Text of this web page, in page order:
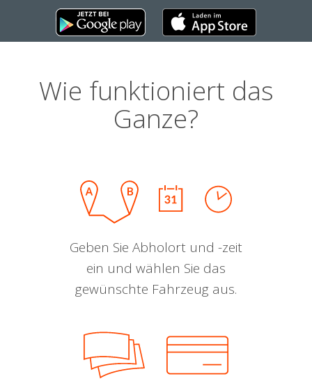
Wie funktioniert das
Ganze?
Geben Sie Abholort und -zeit
ein und wählen Sie das
gewünschte Fahrzeug aus.